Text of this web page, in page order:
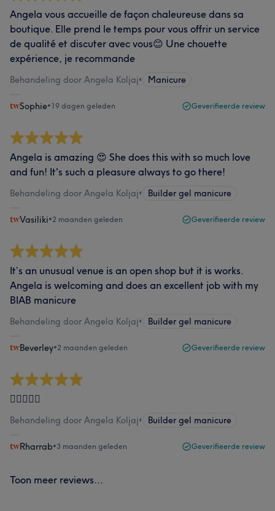
Angela vous accueille de façon chaleureuse dans sa
boutique. Elle prend le temps pour vous offrir un service
de qualité et discuter avec vous😊 Une chouette
expérience, je recommande
Behandeling door Angela Koljaj• Manicure
Sophie•19 dagen geleden Geverifieerde review
Angela is amazing 😍 She does this with so much love
and fun! It's such a pleasure always to go there!
Behandeling door Angela Koljaj• Builder gel manicure
Vasiliki•2 maanden geleden Geverifieerde review
It’s an unusual venue is an open shop but it is works.
Angela is welcoming and does an excellent job with my
BIAB manicure
Behandeling door Angela Koljaj• Builder gel manicure
Beverley•2 maanden geleden Geverifieerde review
👍🏻🙏🏻✨
Behandeling door Angela Koljaj• Builder gel manicure
Rharrab•3 maanden geleden Geverifieerde review
Toon meer reviews...